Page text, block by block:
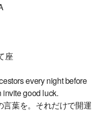
座
every night before
good luck.
言葉を。それだけで開運